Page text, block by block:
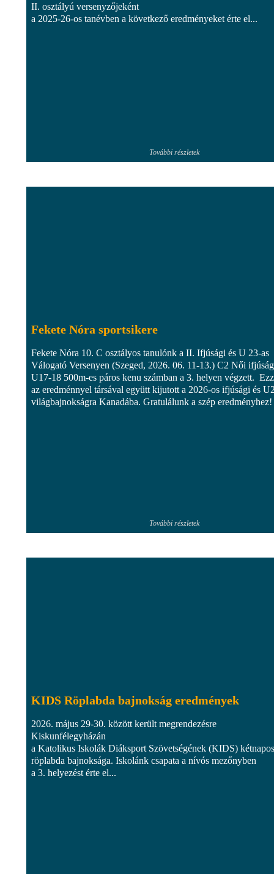
II. osztályú versenyzőjeként
a 2025-26-os tanévben a következő eredményeket érte el...
További részletek
Fekete Nóra sportsikere
Fekete Nóra 10. C osztályos tanulónk a II. Ifjúsági és U 23-as
Válogató Versenyen (Szeged, 2026. 06. 11-13.) C2 Női
U17-18 500m-es páros kenu számban a 3. helyen végzett.
az eredménnyel társával együtt kijutott a 2026-os ifjúsági és
világbajnokságra Kanadába. Gratulálunk a szép eredményhez!
További részletek
KIDS Röplabda bajnokság eredmények
2026. május 29-30. között került megrendezésre
Kiskunfélegyházán
a Katolikus Iskolák Diáksport Szövetségének (KIDS) kétnapos
röplabda bajnoksága. Iskolánk csapata a nívós mezőnyben
a 3. helyezést érte el...